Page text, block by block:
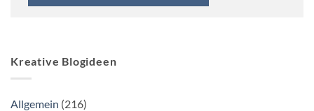
Kreative Blogideen
Allgemein (216)